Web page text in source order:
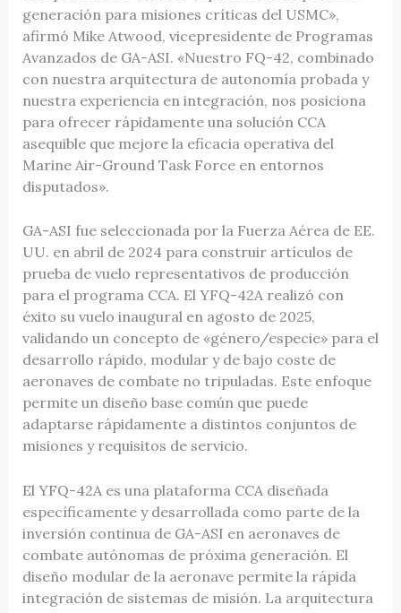
generación para misiones críticas del USMC»,
afirmó Mike Atwood, vicepresidente de Programas
Avanzados de GA-ASI. «Nuestro FQ-42, combinado
con nuestra arquitectura de autonomía probada y
nuestra experiencia en integración, nos posiciona
para ofrecer rápidamente una solución CCA
asequible que mejore la eficacia operativa del
Marine Air-Ground Task Force en entornos
disputados».
GA-ASI fue seleccionada por la Fuerza Aérea de EE.
UU. en abril de 2024 para construir artículos de
prueba de vuelo representativos de producción
para el programa CCA. El YFQ-42A realizó con
éxito su vuelo inaugural en agosto de 2025,
validando un concepto de «género/especie» para el
desarrollo rápido, modular y de bajo coste de
aeronaves de combate no tripuladas. Este enfoque
permite un diseño base común que puede
adaptarse rápidamente a distintos conjuntos de
misiones y requisitos de servicio.
El YFQ-42A es una plataforma CCA diseñada
específicamente y desarrollada como parte de la
inversión continua de GA-ASI en aeronaves de
combate autónomas de próxima generación. El
diseño modular de la aeronave permite la rápida
integración de sistemas de misión. La arquitectura